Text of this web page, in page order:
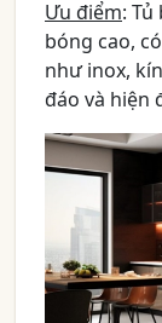
Ưu điểm:
bóng cao,
như inox,
đáo và hiện